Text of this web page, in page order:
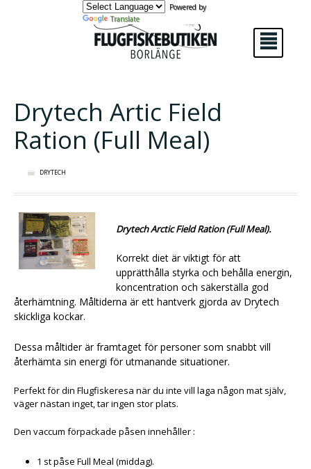
Powered by
Translate
²
Drytech Artic Field
Ration (Full Meal)
DRYTECH
Drytech Arctic Field Ration (Full Meal).
Korrekt diet är viktigt för att
upprätthålla styrka och behålla energin,
koncentration och säkerställa god
återhämtning. Måltiderna är ett hantverk gjorda av Drytech
skickliga kockar.
Dessa måltider är framtaget för personer som snabbt vill
återhämta sin energi för utmanande situationer.
Perfekt för din Flugfiskeresa när du inte vill laga någon mat själv,
väger nästan inget, tar ingen stor plats.
Den vaccum förpackade påsen innehåller :
1 st påse Full Meal (middag).